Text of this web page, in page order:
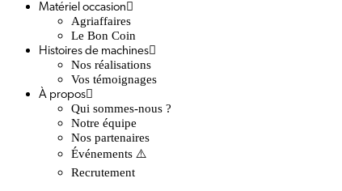
Matériel occasion
Agriaffaires
Le Bon Coin
Histoires de machines
Nos réalisations
Vos témoignages
À propos
Qui sommes-nous ?
Notre équipe
Nos partenaires
Événements ⚠️
Recrutement